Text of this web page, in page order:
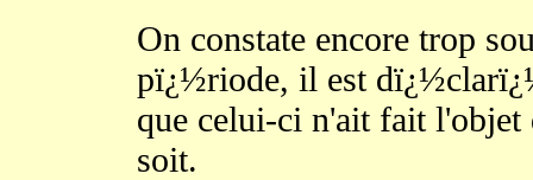
On constate encore trop
pï¿½riode, il est
que celui-ci n'ait fait l'objet
soit.